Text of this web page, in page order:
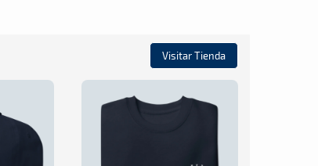
Visitar Tienda